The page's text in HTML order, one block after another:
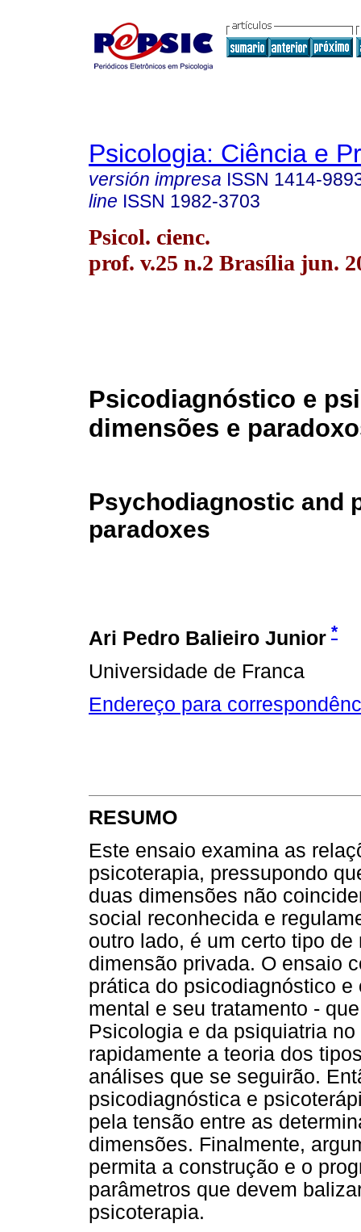
Psicologia: Ciência e
versión impresa ISSN 1414-
line ISSN 1982-3703
Psicol. cienc.
prof. v.25 n.2 Brasília jun.
Psicodiagnóstico e
dimensões e
Psychodiagnostic and
paradoxes
Ari Pedro Balieiro Junior *
Universidade de Franca
Endereço para
RESUMO
Este ensaio examina as
psicoterapia, pressupondo
duas dimensões não
social reconhecida e
outro lado, é um certo tipo
dimensão privada. O ensaio
prática do psicodiagnóstico
mental e seu tratamento -
Psicologia e da psiquiatria
rapidamente a teoria dos
análises que se seguirão.
psicodiagnóstica e
pela tensão entre as
dimensões. Finalmente,
permita a construção e o
parâmetros que devem
psicoterapia.